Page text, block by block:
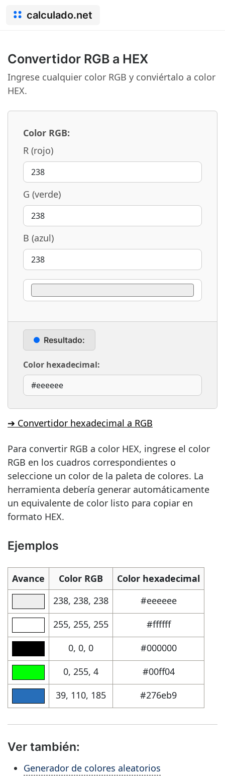
calculado.net
Convertidor RGB a HEX
Ingrese cualquier color RGB y conviértalo a color
HEX.
Color RGB:
R (rojo)
G (verde)
B (azul)
Resultado:
Color hexadecimal:
➔ Convertidor hexadecimal a RGB
Para convertir RGB a color HEX, ingrese el color
RGB en los cuadros correspondientes o
seleccione un color de la paleta de colores. La
herramienta debería generar automáticamente
un equivalente de color listo para copiar en
formato HEX.
Ejemplos
Avance Color RGB
Color hexadecimal
238, 238, 238
#eeeeee
255, 255, 255
#ffffff
0, 0, 0
#000000
0, 255, 4
#00ff04
39, 110, 185
#276eb9
Ver también:
Generador de colores aleatorios